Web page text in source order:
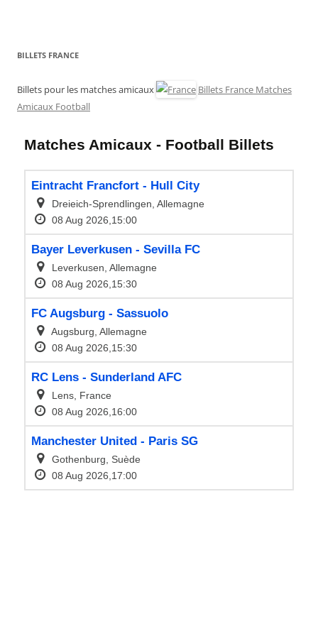
BILLETS FRANCE
Billets pour les matches amicaux
Billets France Matches
Amicaux Football